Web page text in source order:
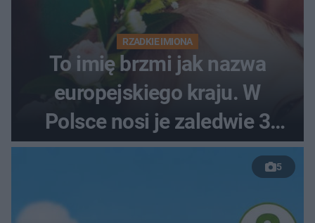
RZADKIE IMIONA
To imię brzmi jak nazwa
europejskiego kraju. W
Polsce nosi je zaledwie 3
kobiety
5